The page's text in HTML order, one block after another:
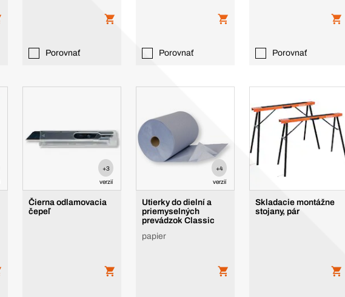
Porovnať Porovnať Porovnať
+3
verzií
Čierna odlamovacia
čepeľ
+4
verzií
Utierky do dielní a
priemyselných
prevádzok Classic
papier
Skladacie montážne
stojany, pár